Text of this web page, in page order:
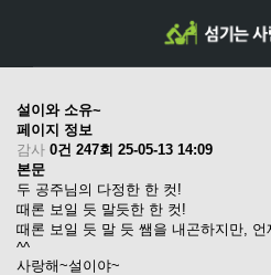
설이와 소유~
페이지 정보
감사 0건 247회 25-05-13 14:09
본문
두 공주님의 다정한 한 컷!
때론 보일 듯 말듯한 한 컷!
때론 보일 듯 말 듯 쌤을 내곤하지만,
^^
사랑해~설이야~